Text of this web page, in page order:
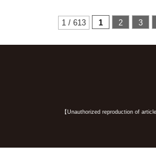
1 / 613 1 2 3
【Unauthorized reproduction of